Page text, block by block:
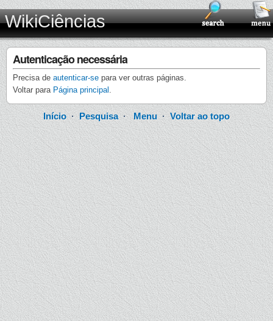
WikiCiências
Autenticação necessária
Precisa de autenticar-se para ver outras páginas.
Voltar para Página principal .
Início · Pesquisa·Menu ·Voltar ao topo